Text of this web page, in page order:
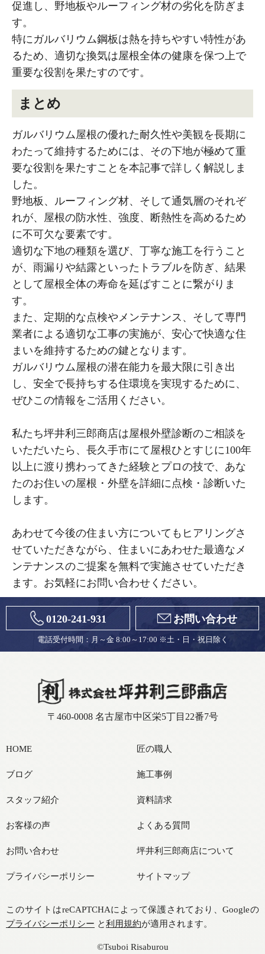
促進し、野地板やルーフィング材の劣化を防ぎま
す。
特にガルバリウム鋼板は熱を持ちやすい特性があ
るため、適切な換気は屋根全体の健康を保つ上で
重要な役割を果たすのです。
まとめ
ガルバリウム屋根の優れた耐久性や美観を長期に
わたって維持するためには、その下地が極めて重
要な役割を果たすことを本記事で詳しく解説しま
した。
野地板、ルーフィング材、そして通気層のそれぞ
れが、屋根の防水性、強度、断熱性を高めるため
に不可欠な要素です。
適切な下地の種類を選び、丁寧な施工を行うこと
が、雨漏りや結露といったトラブルを防ぎ、結果
として屋根全体の寿命を延ばすことに繋がりま
す。
また、定期的な点検やメンテナンス、そして専門
業者による適切な工事の実施が、安心で快適な住
まいを維持するための鍵となります。
ガルバリウム屋根の潜在能力を最大限に引き出
し、安全で長持ちする住環境を実現するために、
ぜひこの情報をご活用ください。
私たち坪井利三郎商店は屋根外壁診断のご相談を
いただいたら、長久手市にて屋根ひとすじに100年
以上に渡り携わってきた経験とプロの技で、あな
たのお住いの屋根・外壁を詳細に点検・診断いた
します。
あわせて今後の住まい方についてもヒアリングさ
せていただきながら、住まいにあわせた最適なメ
ンテナンスのご提案を無料で実施させていただき
ます。お気軽にお問い合わせください。
0120-241-931 お問い合わせ
電話受付時間：月～金 8:00～17:00 ※土・日・祝日除く
〒460-0008 名古屋市中区栄5丁目22番7号
HOME 匠の職人
ブログ 施工事例
スタッフ紹介 資料請求
お客様の声 よくある質問
お問い合わせ 坪井利三郎商店について
プライバシーポリシー サイトマップ
このサイトはreCAPTCHAによって保護されており、Googleの
プライバシーポリシー と利用規約が適用されます。
©Tsuboi Risaburou